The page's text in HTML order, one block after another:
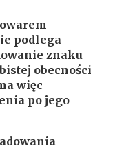
podlega
znaku
obecności
więc
po jego